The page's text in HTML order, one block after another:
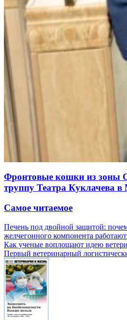
Фронтовые кошки из зоны
труппу Театра Куклачева в
Самое читаемое
Печень под двойной защитой:
желчегонного компонента
Как ученые воплощают идею
Первый ветеринарный